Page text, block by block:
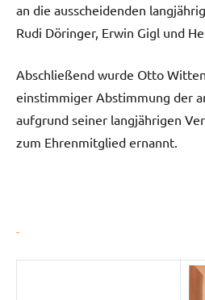
an die ausscheidenden
Rudi Döringer, Erwin Gigl und
Abschließend wurde Otto
einstimmiger Abstimmung der
aufgrund seiner langjährigen
zum Ehrenmitglied ernannt.